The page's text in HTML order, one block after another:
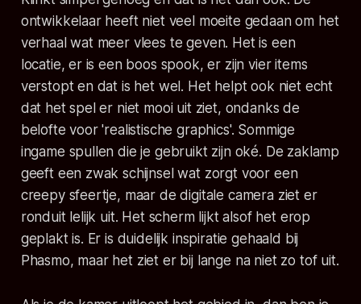
ontwikkelaar heeft niet veel moeite gedaan om het
verhaal wat meer vlees te geven. Het is een
locatie, er is een boos spook, er zijn vier items
verstopt en dat is het wel. Het helpt ook niet echt
dat het spel er niet mooi uit ziet, ondanks de
belofte voor 'realistische graphics'. Sommige
ingame spullen die je gebruikt zijn oké. De zaklamp
geeft een zwak schijnsel wat zorgt voor een
creepy sfeertje, maar de digitale camera ziet er
ronduit lelijk uit. Het scherm lijkt alsof het erop
geplakt is. Er is duidelijk inspiratie gehaald bij
Phasmo, maar het ziet er bij lange na niet zo tof uit.